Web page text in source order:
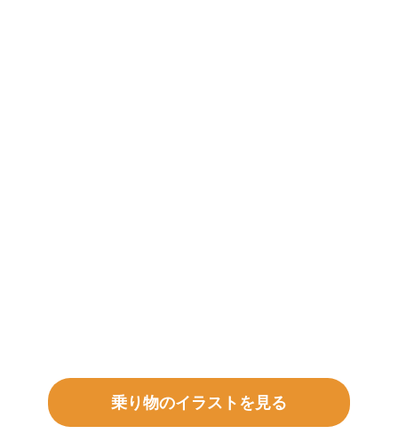
乗り物のイラストを見る